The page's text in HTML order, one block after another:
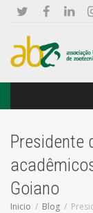
Presidente
Goiano
Inicio Blog